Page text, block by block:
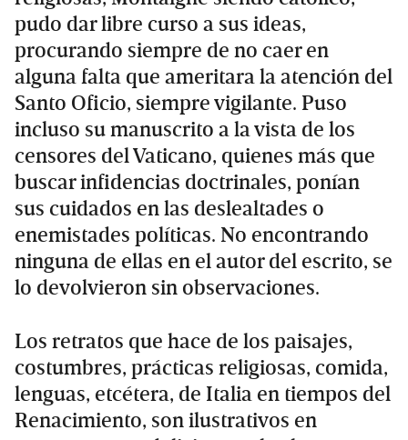
pudo dar libre curso a sus ideas,
procurando siempre de no caer en
alguna falta que ameritara la atención del
Santo Oficio, siempre vigilante. Puso
incluso su manuscrito a la vista de los
censores del Vaticano, quienes más que
buscar infidencias doctrinales, ponían
sus cuidados en las deslealtades o
enemistades políticas. No encontrando
ninguna de ellas en el autor del escrito, se
lo devolvieron sin observaciones.
Los retratos que hace de los paisajes,
costumbres, prácticas religiosas, comida,
lenguas, etcétera, de Italia en tiempos del
Renacimiento, son ilustrativos en